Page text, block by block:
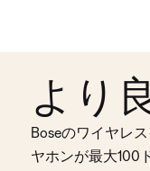
より
Boseのワイヤレ
ヤホンが最大100